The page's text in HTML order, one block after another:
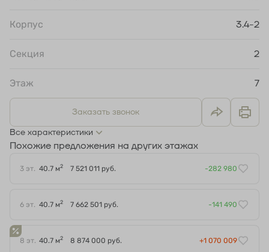
Корпус 3.4-2
Секция 2
Этаж 7
Заказать звонок
Все характеристики
Похожие предложения на других этажах
3 эт. 40.7 м2 7 521 011 руб. -282 980
6 эт. 40.7 м2 7 662 501 руб. -141 490
8 эт. 40.7 м2 8 874 000 руб. +1 070 009